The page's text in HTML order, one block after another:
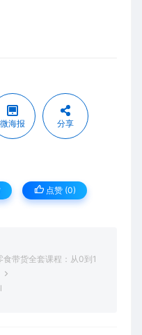
微海报 分享
点赞 (0)
食带货全套课程：从0到1